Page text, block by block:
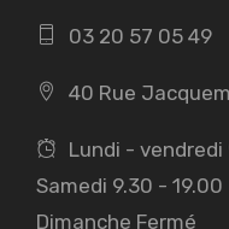
03 20 57 05 49
40 Rue
Lundi -
Samedi 9.30 - 19.00
Dimanche Fermé